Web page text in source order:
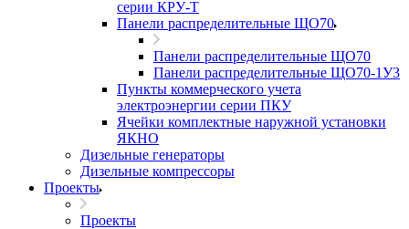
серии КРУ-Т
Панели распределительные ЩО70
Панели распределительные ЩО70
Панели распределительные ЩО70-1У3
Пункты коммерческого учета
электроэнергии серии ПКУ
Ячейки комплектные наружной установки
ЯКНО
Дизельные генераторы
Дизельные компрессоры
Проекты
Проекты